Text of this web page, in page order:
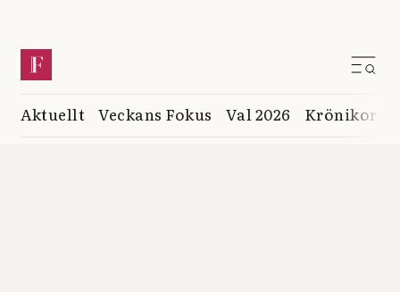
Aktuellt Veckans Fokus Val 2026 Krönikor